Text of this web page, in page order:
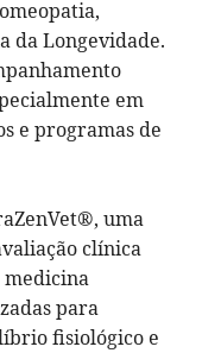
da Longevidade.
em
e programas de
uma
clínica
para
fisiológico e